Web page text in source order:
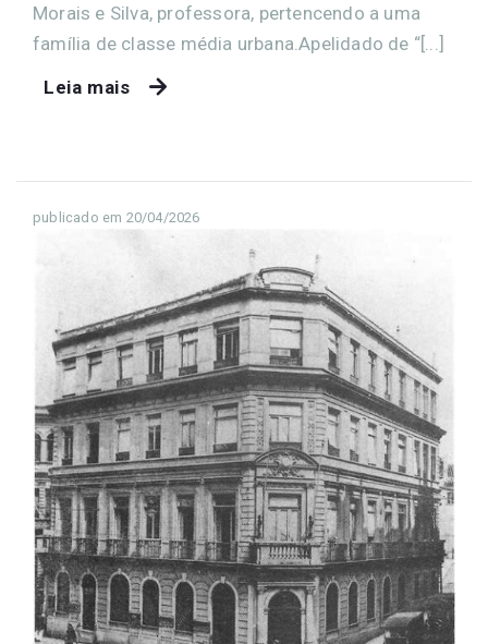
Morais e Silva, professora, pertencendo a uma
família de classe média urbana.Apelidado de “[...]
Leia mais
publicado em 20/04/2026